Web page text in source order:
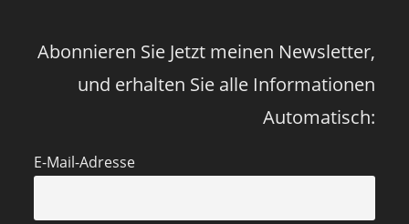
Abonnieren Sie Jetzt meinen Newsletter,
und erhalten Sie alle Informationen
Automatisch:
E-Mail-Adresse